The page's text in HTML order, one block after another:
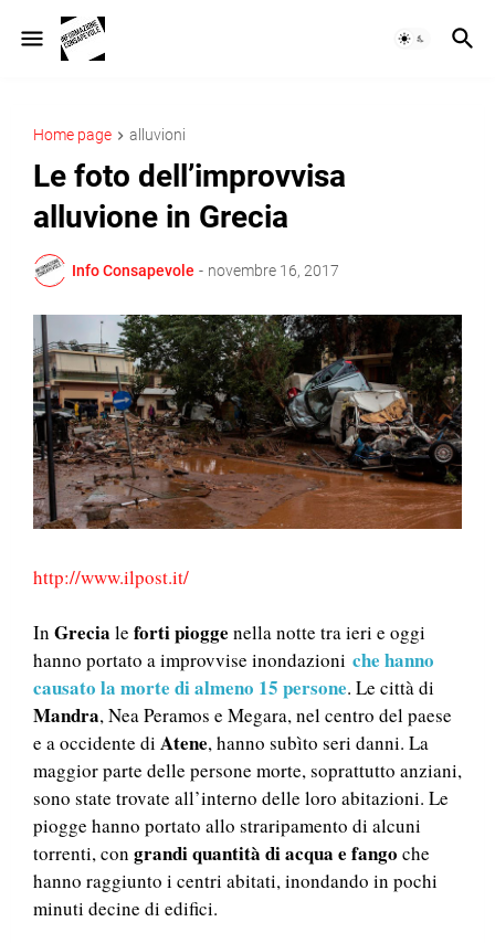
Home page alluvioni
Le foto dell’improvvisa
alluvione in Grecia
Info Consapevole - novembre 16, 2017
http://www.ilpost.it/
In Grecia le forti piogge nella notte tra ieri e oggi
hanno portato a improvvise inondazioni che hanno
causato la morte di almeno 15 persone. Le città di
Mandra, Nea Peramos e Megara, nel centro del paese
e a occidente di Atene, hanno subìto seri danni. La
maggior parte delle persone morte, soprattutto anziani,
sono state trovate all’interno delle loro abitazioni. Le
piogge hanno portato allo straripamento di alcuni
torrenti, con grandi quantità di acqua e fango che
hanno raggiunto i centri abitati, inondando in pochi
minuti decine di edifici.